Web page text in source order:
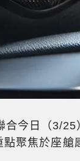
合今日（3/
聚焦於座